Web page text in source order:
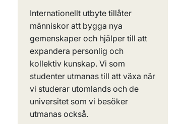
Internationellt utbyte tillåter
människor att bygga nya
gemenskaper och hjälper till att
expandera personlig och
kollektiv kunskap. Vi som
studenter utmanas till att växa när
vi studerar utomlands och de
universitet som vi besöker
utmanas också.